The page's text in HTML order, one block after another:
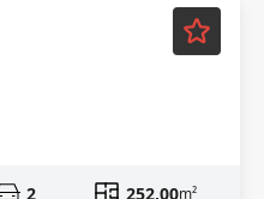
Mobiliado
2 252,00m²